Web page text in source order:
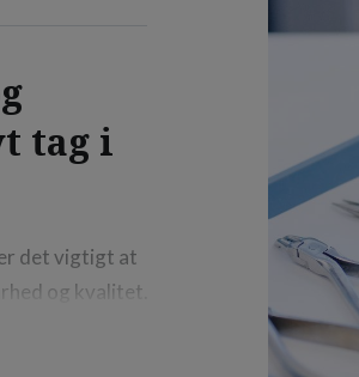
tag i
det vigtigt at
og kvalitet.
udseende og
vælger at